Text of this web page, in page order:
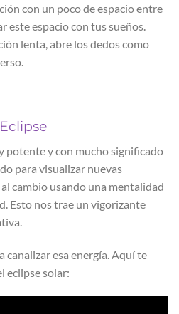
con un poco de espacio entre
este espacio con tus sueños.
lenta, abre los dedos como
potente y con mucho significado
para visualizar nuevas
cambio usando una mentalidad
Esto nos trae un vigorizante
esa energía. Aquí te
eclipse solar: